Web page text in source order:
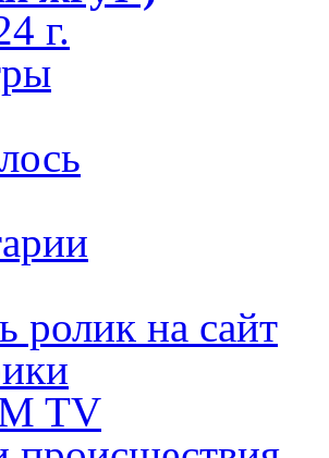
г.
ролик на сайт
TV